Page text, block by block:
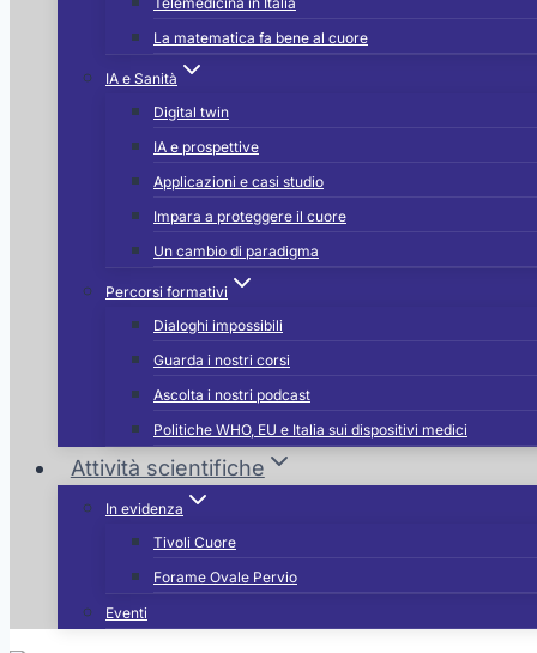
La matematica fa bene al cuore
IA e Sanità
Digital twin
IA e prospettive
Applicazioni e casi studio
Impara a proteggere il cuore
Un cambio di paradigma
Percorsi formativi
Dialoghi impossibili
Guarda i nostri corsi
Ascolta i nostri podcast
Politiche WHO, EU e Italia sui dispositivi medici
Attività scientifiche
In evidenza
Tivoli Cuore
Forame Ovale Pervio
Eventi